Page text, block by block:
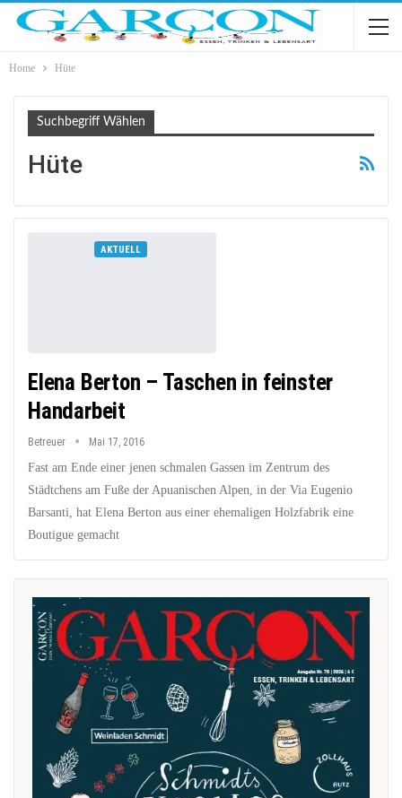
Home Hüte
Suchbegriff Wählen
Hüte
AKTUELL
Elena Berton – Taschen in feinster
Handarbeit
Betreuer Mai 17, 2016
Fast am Ende einer jenen schmalen Gassen im Zentrum des
Städtchens am Fuße der Apuanischen Alpen, in der Via Eugenio
Barsanti, hat Elena Berton aus einer ehemaligen Holzfabrik eine
Boutigue gemacht